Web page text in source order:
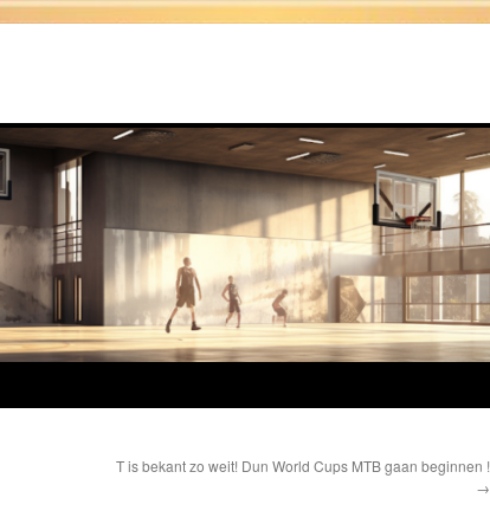
T is bekant zo weit! Dun World Cups MTB gaan beginnen !
→